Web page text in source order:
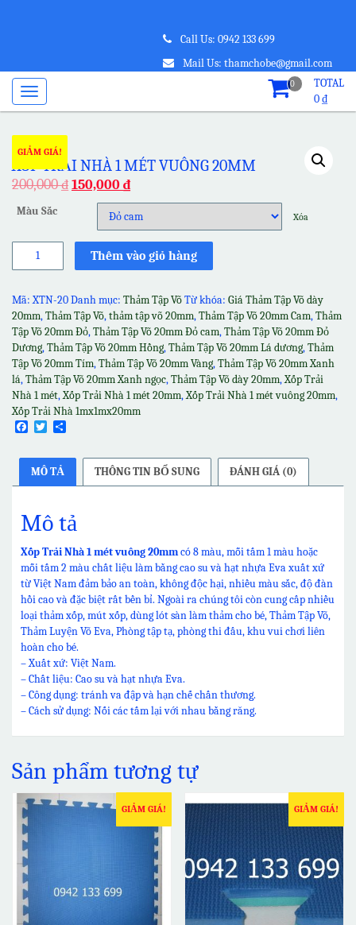
Call Us: 0942 133 699
Mail Us: thamchobe@gmail.com
0
TOTAL
0₫
GIẢM GIÁ!
XỐP TRẢI NHÀ 1 MÉT VUÔNG 20MM
200,000₫ 150,000 ₫
Màu Sắc Xóa
1
mét
vuông
20mm
số
lượng
Thêm vào giỏ hàng
Mã:XTN-20Danh mục: Thảm Tập VõTừ khóa: Giá Thảm Tập Võ dày
20mm,Thảm Tập Võ,thảm tập võ 20mm,Thảm Tập Võ 20mm Cam,Thảm
Tập Võ 20mm Đỏ,Thảm Tập Võ 20mm Đỏ cam,Thảm Tập Võ 20mm Đỏ
Dương,Thảm Tập Võ 20mm Hồng,Thảm Tập Võ 20mm Lá dương,Thảm
Tập Võ 20mm Tím,Thảm Tập Võ 20mm Vàng,Thảm Tập Võ 20mm Xanh
lá,Thảm Tập Võ 20mm Xanh ngọc,Thảm Tập Võ dày 20mm,Xốp Trải
Nhà 1 mét,Xốp Trải Nhà 1 mét 20mm,Xốp Trải Nhà 1 mét vuông 20mm,
Xốp Trải Nhà 1mx1mx20mm
Facebook
Twitter
MÔ TẢ THÔNG TIN BỔ SUNG ĐÁNH GIÁ (0)
Mô tả
Xốp Trải Nhà 1 mét vuông 20mmcó 8 màu, mỗi tấm 1 màu hoặc
mỗi tấm 2 màu chất liệu làm bằng cao su và hạt nhựa Eva xuất xứ
từ Việt Nam đảm bảo an toàn, không độc hại, nhiều màu sắc, độ đàn
hồi cao và đặc biệt rất bền bỉ. Ngoài ra chúng tôi còn cung cấp nhiều
loại thảm xốp, mút xốp, dùng lót sàn làm thảm cho bé, Thảm Tập Võ,
Thảm Luyện Võ Eva, Phòng tập tạ, phòng thi đấu, khu vui chơi liên
hoàn cho bé.
– Xuất xứ: Việt Nam.
– Chất liệu: Cao su và hạt nhựa Eva.
– Công dụng: tránh va đập và hạn chế chấn thương.
– Cách sử dụng: Nối các tấm lại với nhau bằng răng.
Sản phẩm tương tự
GIẢM GIÁ! GIẢM GIÁ!